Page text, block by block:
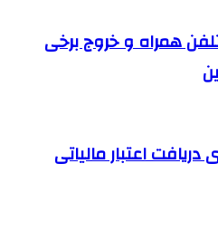
همراه و خروج برخی
اعتبار مالیاتی